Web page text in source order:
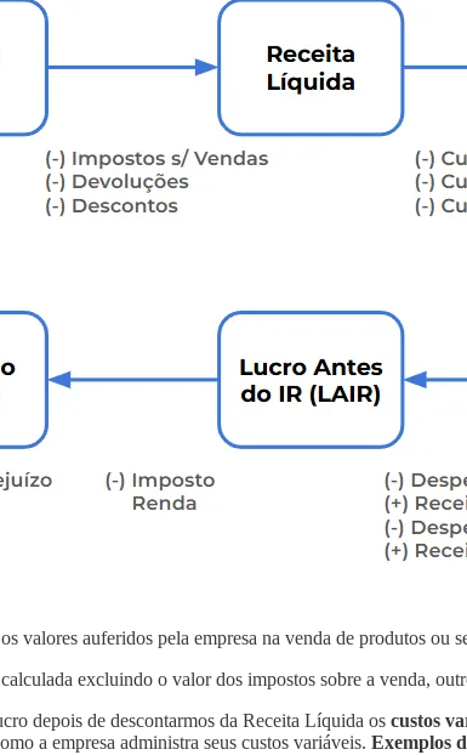
valores auferidos pela empresa na venda de produtos
excluindo o valor dos impostos sobre a venda,
depois de descontarmos da Receita Líquida os custos
a empresa administra seus custos variáveis. Exemplos